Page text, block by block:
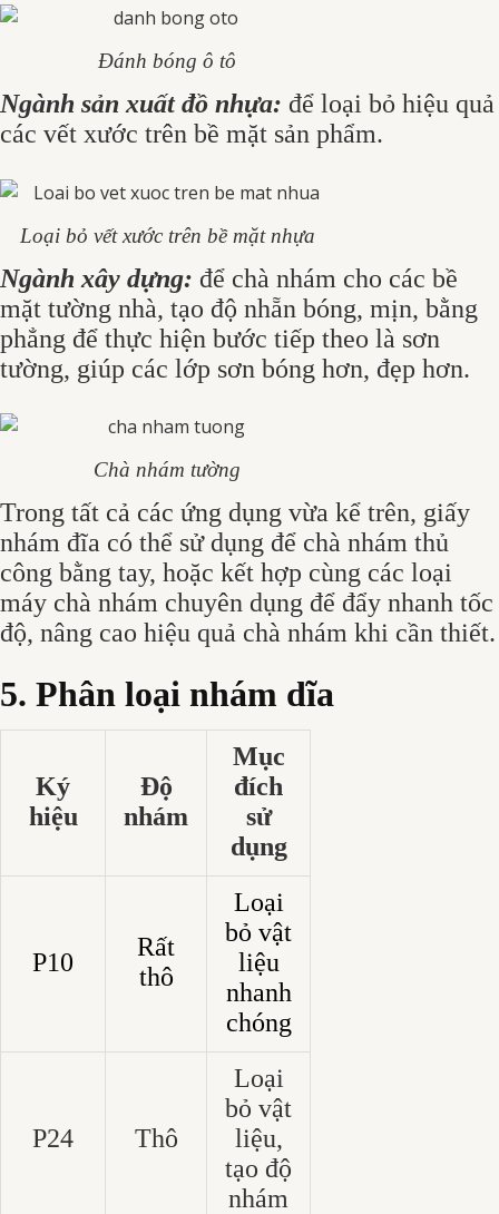
Đánh bóng ô tô
Ngành sản xuất đồ nhựa: để loại bỏ hiệu quả
các vết xước trên bề mặt sản phẩm.
Loại bỏ vết xước trên bề mặt nhựa
Ngành xây dựng: để chà nhám cho các bề
mặt tường nhà, tạo độ nhẵn bóng, mịn, bằng
phẳng để thực hiện bước tiếp theo là sơn
tường, giúp các lớp sơn bóng hơn, đẹp hơn.
Chà nhám tường
Trong tất cả các ứng dụng vừa kể trên, giấy
nhám đĩa có thể sử dụng để chà nhám thủ
công bằng tay, hoặc kết hợp cùng các loại
máy chà nhám chuyên dụng để đẩy nhanh tốc
độ, nâng cao hiệu quả chà nhám khi cần thiết.
5. Phân loại nhám dĩa
Ký
hiệu
Độ
nhám
Mục
đích
sử
dụng
P10
Rất
thô
Loại
bỏ vật
liệu
nhanh
chóng
P24 Thô
Loại
bỏ vật
liệu,
tạo độ
nhám